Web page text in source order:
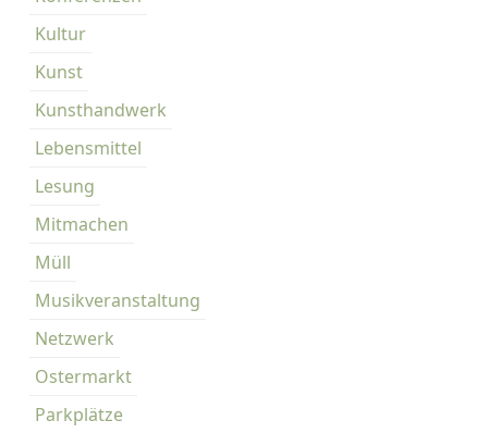
Kultur
Kunst
Kunsthandwerk
Lebensmittel
Lesung
Mitmachen
Müll
Musikveranstaltung
Netzwerk
Ostermarkt
Parkplätze